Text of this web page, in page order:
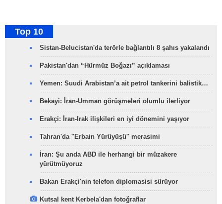
Top 10
Sistan-Belucistan'da terörle bağlantılı 8 şahıs yakalandı
Pakistan'dan “Hürmüz Boğazı” açıklaması
Yemen: Suudi Arabistan’a ait petrol tankerini balistik…
Bekayi: İran-Umman görüşmeleri olumlu ilerliyor
Erakçi: İran-Irak ilişkileri en iyi dönemini yaşıyor
Tahran'da ''Erbain Yürüyüşü'' merasimi
İran: Şu anda ABD ile herhangi bir müzakere
yürütmüyoruz
Bakan Erakçi'nin telefon diplomasisi sürüyor
Kutsal kent Kerbela'dan fotoğraflar